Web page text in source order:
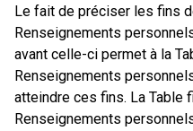
Le fait de préciser les fins
Renseignements
avant celle-ci permet à la
Renseignements
atteindre ces fins. La Table
Renseignements